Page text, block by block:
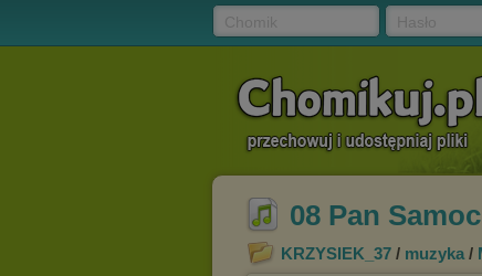
08 Pan
KRZYSIEK_37 / muzyka /